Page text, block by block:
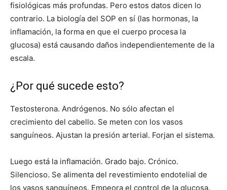
fisiológicas más profundas. Pero estos datos dicen lo
contrario. La biología del SOP en sí (las hormonas, la
inflamación, la forma en que el cuerpo procesa la
glucosa) está causando daños independientemente de la
escala.
¿Por qué sucede esto?
Testosterona. Andrógenos. No sólo afectan el
crecimiento del cabello. Se meten con los vasos
sanguíneos. Ajustan la presión arterial. Forjan el sistema.
Luego está la inflamación. Grado bajo. Crónico.
Silencioso. Se alimenta del revestimiento endotelial de
los vasos sanguíneos. Empeora el control de la glucosa.